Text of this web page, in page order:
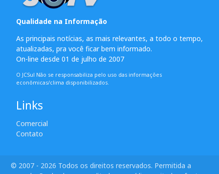
Qualidade na Informação
As principais notícias, as mais relevantes, a todo o tempo,
atualizadas, pra você ficar bem informado.
On-line desde 01 de julho de 2007
O JCSul Não se responsabiliza pelo uso das informações
econômicas/clima disponibilizados.
Links
Comercial
Contato
© 2007 - 2026 Todos os direitos reservados. Permitida a